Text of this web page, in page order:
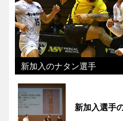
新加入のナタン選手
新加入選手